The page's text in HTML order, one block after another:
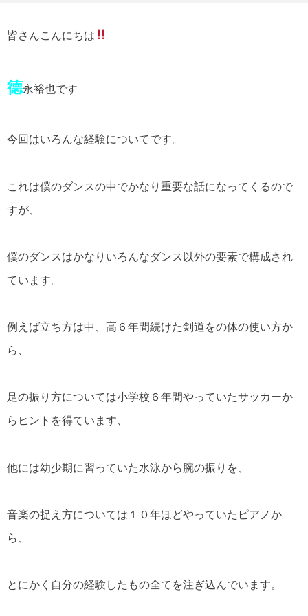
皆さんこんにちは
德永裕也です
今回はいろんな経験についてです。
これは僕のダンスの中でかなり重要な話になってくるので
すが、
僕のダンスはかなりいろんなダンス以外の要素で構成され
ています。
例えば立ち方は中、高６年間続けた剣道をの体の使い方か
ら、
足の振り方については小学校６年間やっていたサッカーか
らヒントを得ています、
他には幼少期に習っていた水泳から腕の振りを、
音楽の捉え方については１０年ほどやっていたピアノか
ら、
とにかく自分の経験したもの全てを注ぎ込んでいます。